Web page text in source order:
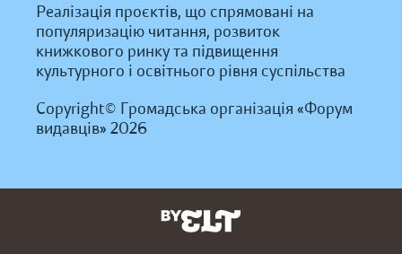
Реалізація проєктів, що спрямовані на
популяризацію читання, розвиток
книжкового ринку та підвищення
культурного і освітнього рівня суспільства
Copyright© Громадська організація «Форум
видавців» 2026